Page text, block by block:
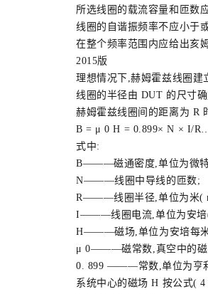
所选线圈的载流容量和匝数应
线圈的自谐振频率不应小于或
在整个频率范围内应给出亥姆
2015版
理想情况下,赫姆霍兹线圈建
线圈的半径由 DUT 的尺寸确
赫姆霍兹线圈间的距离为 R
B = μ 0 H = 0.899× N ×
式中:
B———磁通密度,单位为微特
N———线圈中导线的匝数;
R———线圈半径,单位为米(
I———线圈电流,单位为安培
H———磁场,单位为安培每米
μ 0———磁常数,真空中的磁
0. 899 ———常数,单位为亨
系统中心的磁场 H 按公式( 4